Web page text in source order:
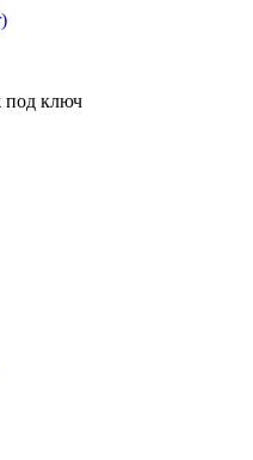
под ключ